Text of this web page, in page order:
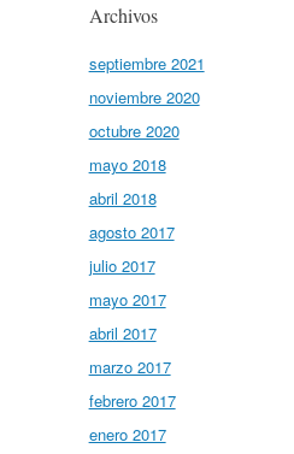
Archivos
septiembre 2021
noviembre 2020
octubre 2020
mayo 2018
abril 2018
agosto 2017
julio 2017
mayo 2017
abril 2017
marzo 2017
febrero 2017
enero 2017